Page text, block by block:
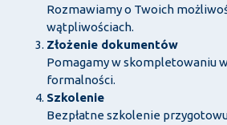
Rozmawiamy o Twoich
wątpliwościach.
Złożenie dokumentów
Pomagamy w skompletowaniu
formalności.
Szkolenie
Bezpłatne szkolenie